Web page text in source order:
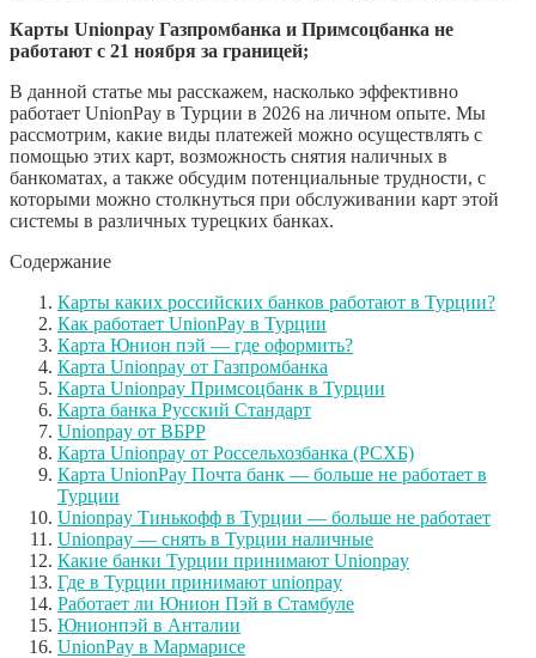
Карты Unionpay Газпромбанка и Примсоцбанка не
работают с 21 ноября за границей;
В данной статье мы расскажем, насколько эффективно
работает UnionPay в Турции в 2026 на личном опыте. Мы
рассмотрим, какие виды платежей можно осуществлять с
помощью этих карт, возможность снятия наличных в
банкоматах, а также обсудим потенциальные трудности, с
которыми можно столкнуться при обслуживании карт этой
системы в различных турецких банках.
Содержание
Карты каких российских банков работают в Турции?
Как работает UnionPay в Турции
Карта Юнион пэй — где оформить?
Карта Unionpay от Газпромбанка
Карта Unionpay Примсоцбанк в Турции
Карта банка Русский Стандарт
Unionpay от ВБРР
Карта Unionpay от Россельхозбанка (РСХБ)
Карта UnionPay Почта банк — больше не работает в
Турции
Unionpay Тинькофф в Турции — больше не работает
Unionpay — снять в Турции наличные
Какие банки Турции принимают Unionpay
Где в Турции принимают unionpay
Работает ли Юнион Пэй в Стамбуле
Юнионпэй в Анталии
UnionPay в Мармарисе